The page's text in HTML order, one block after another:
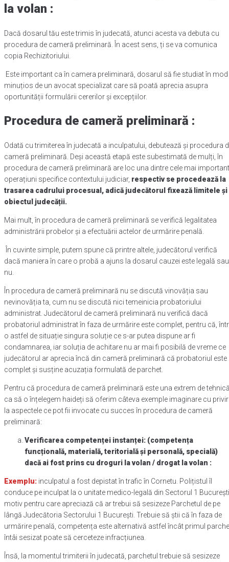
la volan :
Dacă dosarul tău este trimis în judecată, atunci acesta va debuta cu
procedura de cameră preliminară. În acest sens, ți se va comunica
copia Rechizitoriului.
Este important ca în camera preliminară, dosarul să fie studiat în mod
minuțios de un avocat specializat care să poată aprecia asupra
oportunității formulării cererilor și excepțiilor.
Procedura de cameră preliminară :
Odată cu trimiterea în judecată a inculpatului, debutează și procedura
cameră preliminară. Deși această etapă este subestimată de mulți, în
procedura de cameră preliminară are loc una dintre cele mai
operațiuni specifice contextului judiciar, respectiv se procedează la
trasarea cadrului procesual, adică judecătorul fixează limitele și
obiectul judecății.
Mai mult, în procedura de cameră preliminară se verifică legalitatea
administrării probelor și a efectuării actelor de urmărire penală.
În cuvinte simple, putem spune că printre altele, judecătorul verifică
dacă maniera în care o probă a ajuns la dosarul cauzei este legală sau
nu.
În procedura de cameră preliminară nu se discută vinovăția sau
nevinovăția ta, cum nu se discută nici temeinicia probatoriului
administrat. Judecătorul de cameră preliminară nu verifică dacă
probatoriul administrat în faza de urmărire este complet, pentru că,
o astfel de situație singura soluție ce s-ar putea dispune ar fi
condamnarea, iar soluția de achitare nu ar mai fi posibilă de vreme ce
judecătorul ar aprecia încă din cameră preliminară că probatoriul este
complet și susține acuzația formulată de parchet.
Pentru că procedura de cameră preliminară este una extrem de
ca să o înțelegem haideți să oferim câteva exemple imaginare cu
la aspectele ce pot fii invocate cu succes în procedura de cameră
preliminară:
Verificarea competenței instanței: (competența
funcțională, materială, teritorială și personală, specială)
dacă ai fost prins cu droguri la volan / drogat la volan :
Exemplu: inculpatul a fost depistat în trafic în Cornetu. Polițistul îl
conduce pe inculpat la o unitate medico-legală din Sectorul 1
motiv pentru care apreciază că ar trebui să sesizeze Parchetul de pe
lângă Judecătoria Sectorului 1 București. Trebuie să știi că în faza de
urmărire penală, competența este alternativă astfel încât primul
întâi sesizat poate să cerceteze infracțiunea.
Însă, la momentul trimiterii în judecată, parchetul trebuie să sesizeze